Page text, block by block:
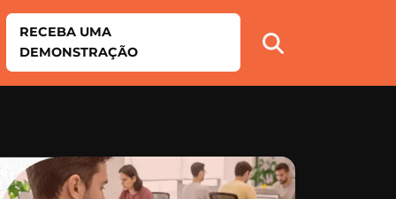
RECEBA UMA
DEMONSTRAÇÃO